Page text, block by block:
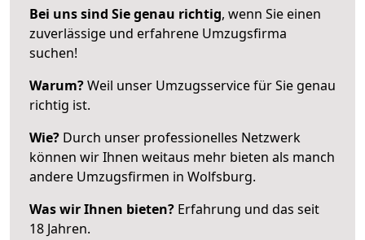
Bei uns sind Sie genau richtig, wenn Sie einen
zuverlässige und erfahrene Umzugsfirma
suchen!
Warum?Weil unser Umzugsservice für Sie genau
richtig ist.
Wie? Durch unser professionelles Netzwerk
können wir Ihnen weitaus mehr bieten als manch
andere Umzugsfirmen in Wolfsburg.
Was wir Ihnen bieten? Erfahrung und das seit
18 Jahren.